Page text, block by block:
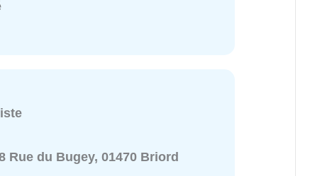
Rue du Bugey, 01470 Briord